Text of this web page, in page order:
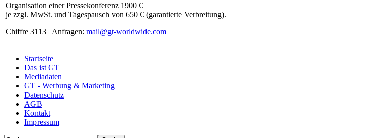
Organisation einer Pressekonferenz 1900 €
je zzgl. MwSt. und Tagespausch von 650 € (garantierte Verbreitung).
Chiffre 3113 | Anfragen: mail@gt-worldwide.com
Startseite
Das ist GT
Mediadaten
GT - Werbung & Marketing
Datenschutz
AGB
Kontakt
Impressum